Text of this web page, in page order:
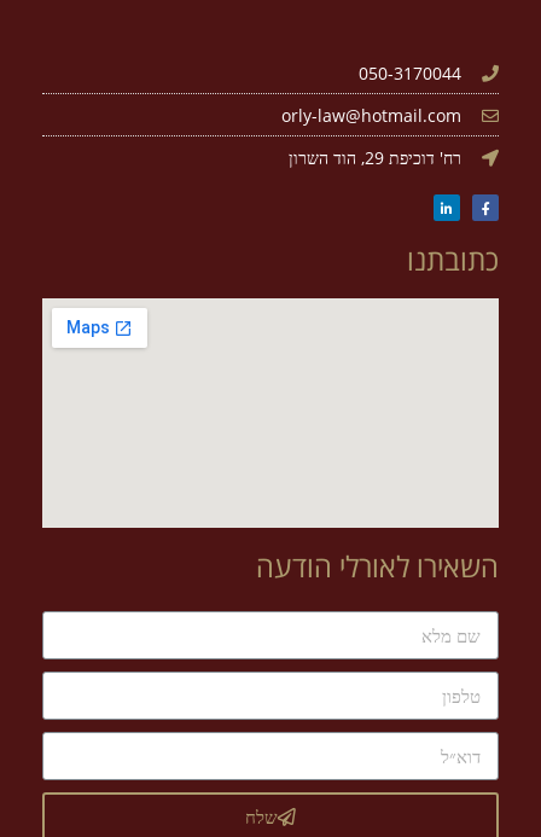
050-3170044
orly-law@hotmail.com
רח' דוכיפת 29, הוד השרון
כתובתנו
השאירו לאורלי הודעה
שלח